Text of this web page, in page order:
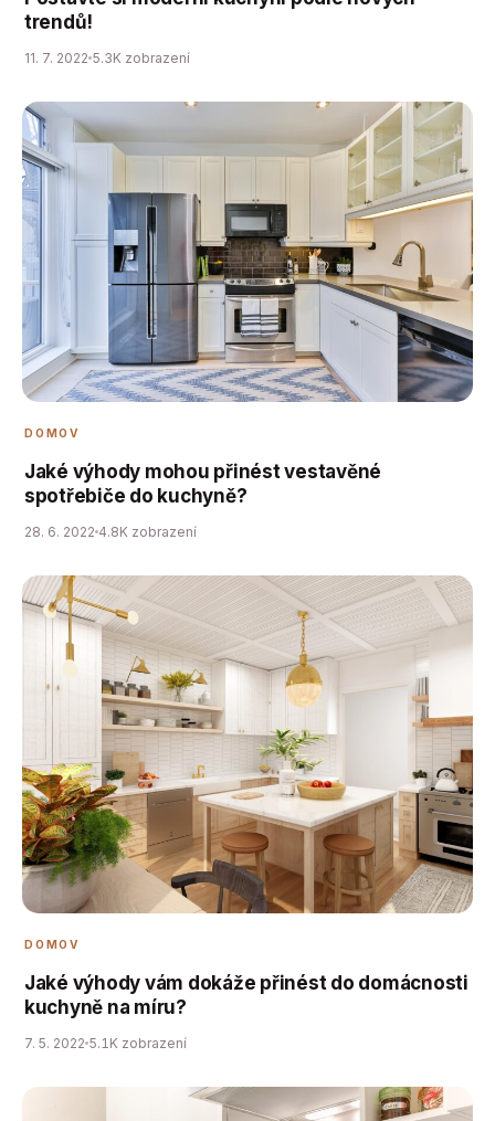
trendů!
11. 7. 2022 5.3K zobrazení
DOMOV
Jaké výhody mohou přinést vestavěné
spotřebiče do kuchyně?
28. 6. 2022 4.8K zobrazení
DOMOV
Jaké výhody vám dokáže přinést do domácnosti
kuchyně na míru?
7. 5. 2022 5.1K zobrazení